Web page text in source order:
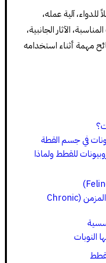
آلية عمله،
الآثار الجانبية،
مهمة أثناء استخدامه
في جسم القطة
للقطط ولماذا
التهاب الشعب الهوائية المزمن (Chronic
النوبات